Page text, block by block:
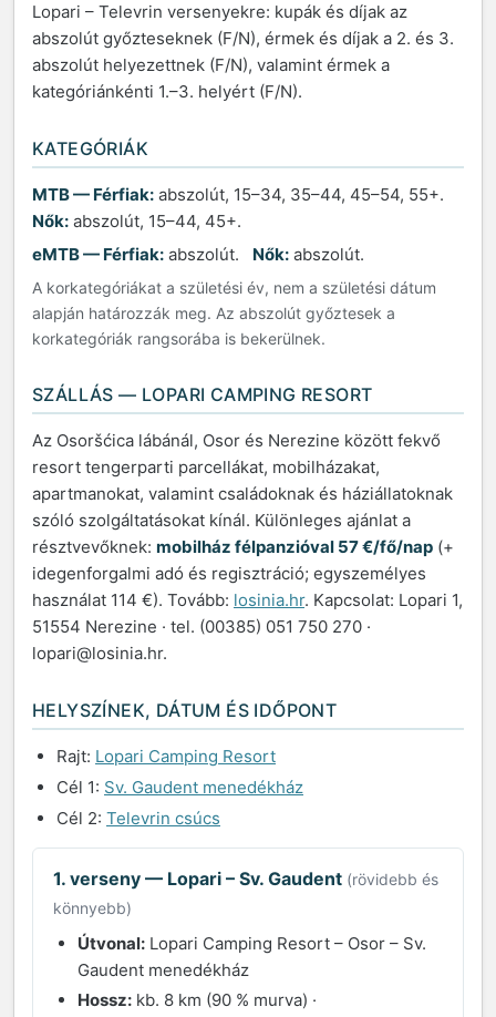
Lopari – Televrin versenyekre: kupák és díjak az
abszolút győzteseknek (F/N), érmek és díjak a 2. és 3.
abszolút helyezettnek (F/N), valamint érmek a
kategóriánkénti 1.–3. helyért (F/N).
KATEGÓRIÁK
MTB — Férfiak: abszolút, 15–34, 35–44, 45–54, 55+.
Nők: abszolút, 15–44, 45+.
eMTB — Férfiak: abszolút. Nők: abszolút.
A korkategóriákat a születési év, nem a születési dátum
alapján határozzák meg. Az abszolút győztesek a
korkategóriák rangsorába is bekerülnek.
SZÁLLÁS — LOPARI CAMPING RESORT
Az Osoršćica lábánál, Osor és Nerezine között fekvő
resort tengerparti parcellákat, mobilházakat,
apartmanokat, valamint családoknak és háziállatoknak
szóló szolgáltatásokat kínál. Különleges ajánlat a
résztvevőknek: mobilház félpanzióval 57 €/fő/nap (+
idegenforgalmi adó és regisztráció; egyszemélyes
használat 114 €). Tovább: losinia.hr. Kapcsolat: Lopari 1,
51554 Nerezine · tel. (00385) 051 750 270 ·
lopari@losinia.hr.
HELYSZÍNEK, DÁTUM ÉS IDŐPONT
Rajt: Lopari Camping Resort
Cél 1: Sv. Gaudent menedékház
Cél 2: Televrin csúcs
1. verseny — Lopari – Sv. Gaudent (rövidebb és
könnyebb)
Útvonal: Lopari Camping Resort – Osor – Sv.
Gaudent menedékház
Hossz: kb. 8 km (90 % murva) ·